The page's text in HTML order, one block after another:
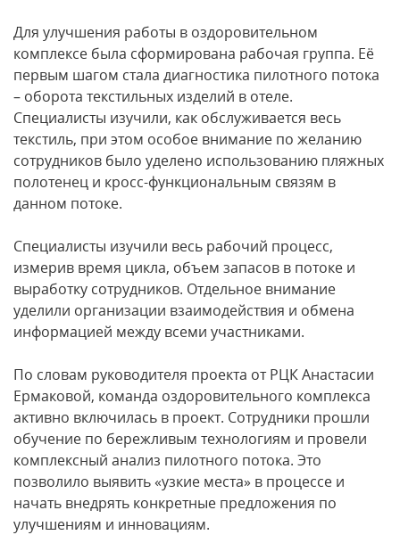
Для улучшения работы в оздоровительном
комплексе была сформирована рабочая группа. Её
первым шагом стала диагностика пилотного потока
– оборота текстильных изделий в отеле.
Специалисты изучили, как обслуживается весь
текстиль, при этом особое внимание по желанию
сотрудников было уделено использованию пляжных
полотенец и кросс-функциональным связям в
данном потоке.
Специалисты изучили весь рабочий процесс,
измерив время цикла, объем запасов в потоке и
выработку сотрудников. Отдельное внимание
уделили организации взаимодействия и обмена
информацией между всеми участниками.
По словам руководителя проекта от РЦК Анастасии
Ермаковой, команда оздоровительного комплекса
активно включилась в проект. Сотрудники прошли
обучение по бережливым технологиям и провели
комплексный анализ пилотного потока. Это
позволило выявить «узкие места» в процессе и
начать внедрять конкретные предложения по
улучшениям и инновациям.